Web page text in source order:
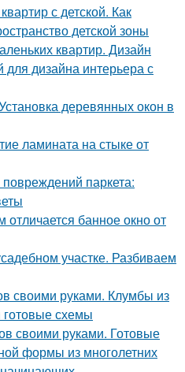
с детской. Как
детской зоны
квартир. Дизайн
для дизайна интерьера с
деревянных окон в
ламината на стыке от
паркета:
банное окно от
участке. Разбиваем
своими руками. Клумбы из
готовые схемы
своими руками. Готовые
формы из многолетних